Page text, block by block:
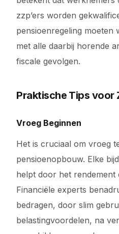
zzp’ers worden
pensioenregeling moeten
met alle daarbij horende
fiscale gevolgen.
Praktische Tips voor
Vroeg Beginnen
Het is cruciaal om vroeg
pensioenopbouw. Elke
helpt door het rendement
Financiële experts
bedragen, door slim
belastingvoordelen, na